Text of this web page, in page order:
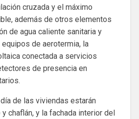
cruzada y el máximo
además de otros elementos
de agua caliente sanitaria y
de aerotermia, la
conectada a servicios
de presencia en
de las viviendas estarán
chaflán, y la fachada interior del